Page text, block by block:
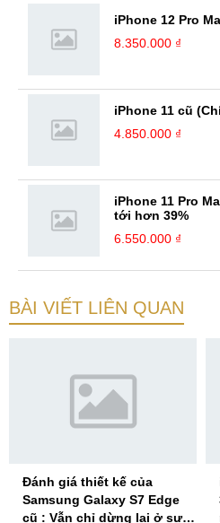
iPhone 12 Pro
8.350.000 ₫
iPhone 11 cũ
4.850.000 ₫
iPhone 11 Pro
tới hơn 39%
6.550.000 ₫
BÀI VIẾT LIÊN QUAN
Đánh giá thiết kế của
Samsung Galaxy S7 Edge
cũ : Vẫn chỉ dừng lại ở sự